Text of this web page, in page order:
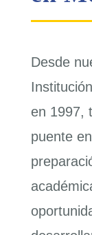
Desde
en 1997,
puente